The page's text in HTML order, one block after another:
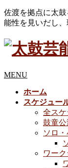
佐渡を拠点に太
能性を見いだし、
MENU
ホーム
スケジュー
全ス
鼓童
ソロ
ワー